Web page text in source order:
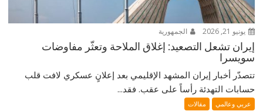
يونيو 21, 2026 الجمهورية
إيران تشعل التصعيد: إغلاق الملاحة وتعثّر مفاوضات
سويسرا
تتصدّر أخبار إيران المشهد الإقليمي بعد إعلانٍ عسكري لافت قلب
حسابات التهدئة رأساً على عقب. فقد...
عربي وعالمي مقالات